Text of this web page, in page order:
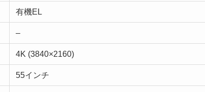
有機EL
–
4K (3840×2160)
55インチ